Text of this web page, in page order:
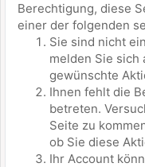
Berechtigung, diese
einer der folgenden
Sie sind nicht
melden Sie sich
gewünschte
Ihnen fehlt die
betreten.
Seite zu
ob Sie diese
Ihr Account